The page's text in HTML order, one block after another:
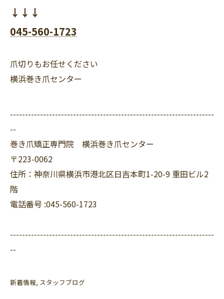
↓↓↓
045-560-1723
爪切りもお任せください
横浜巻き爪センター
--------------------------------------------------------------------
--
巻き爪矯正専門院 横浜巻き爪センター
〒223-0062
住所：神奈川県横浜市港北区日吉本町1-20-9 重田ビル2
階
電話番号 :045-560-1723
--------------------------------------------------------------------
--
新着情報 スタッフブログ